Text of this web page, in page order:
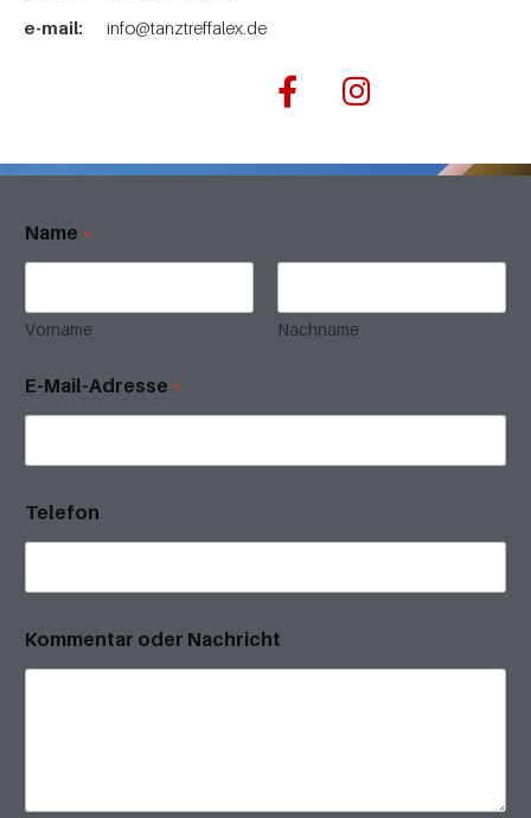
e-mail:
info@tanztreffalex.de
Name *
Vorname Nachname
E-Mail-Adresse *
Telefon
Kommentar oder Nachricht